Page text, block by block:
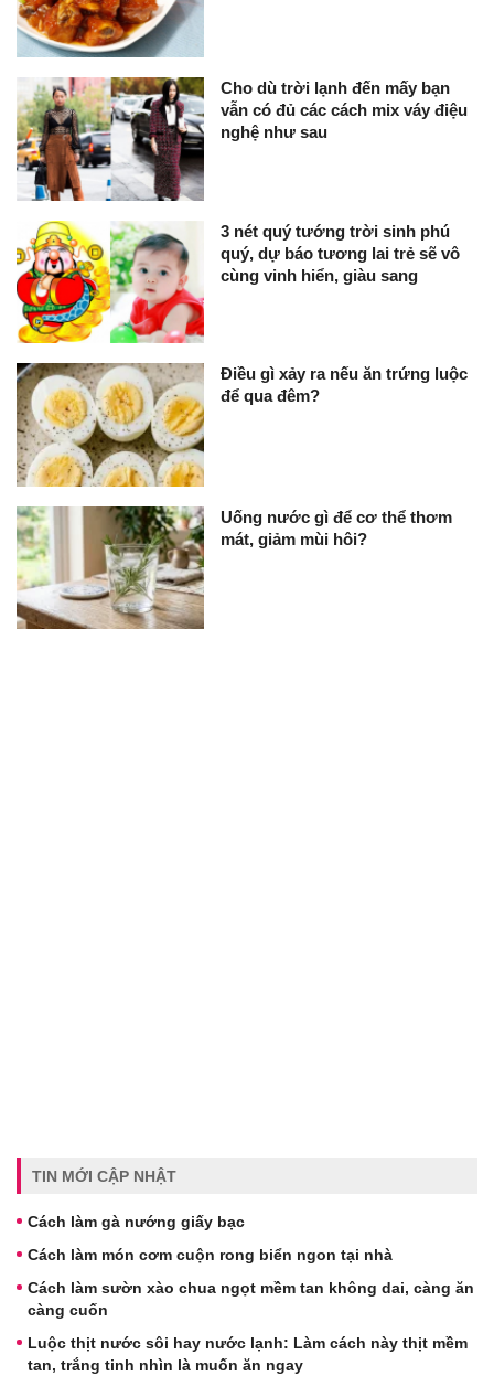
Cho dù trời lạnh đến mấy bạn
vẫn có đủ các cách mix váy điệu
nghệ như sau
3 nét quý tướng trời sinh phú
quý, dự báo tương lai trẻ sẽ vô
cùng vinh hiển, giàu sang
Điều gì xảy ra nếu ăn trứng luộc
để qua đêm?
Uống nước gì để cơ thể thơm
mát, giảm mùi hôi?
TIN MỚI CẬP NHẬT
Cách làm gà nướng giấy bạc
Cách làm món cơm cuộn rong biển ngon tại nhà
Cách làm sườn xào chua ngọt mềm tan không dai, càng ăn
càng cuốn
Luộc thịt nước sôi hay nước lạnh: Làm cách này thịt mềm
tan, trắng tinh nhìn là muốn ăn ngay